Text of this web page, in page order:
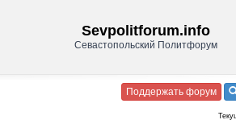
Sevpolitforum.info
Севастопольский Политфорум
Поддержать форум